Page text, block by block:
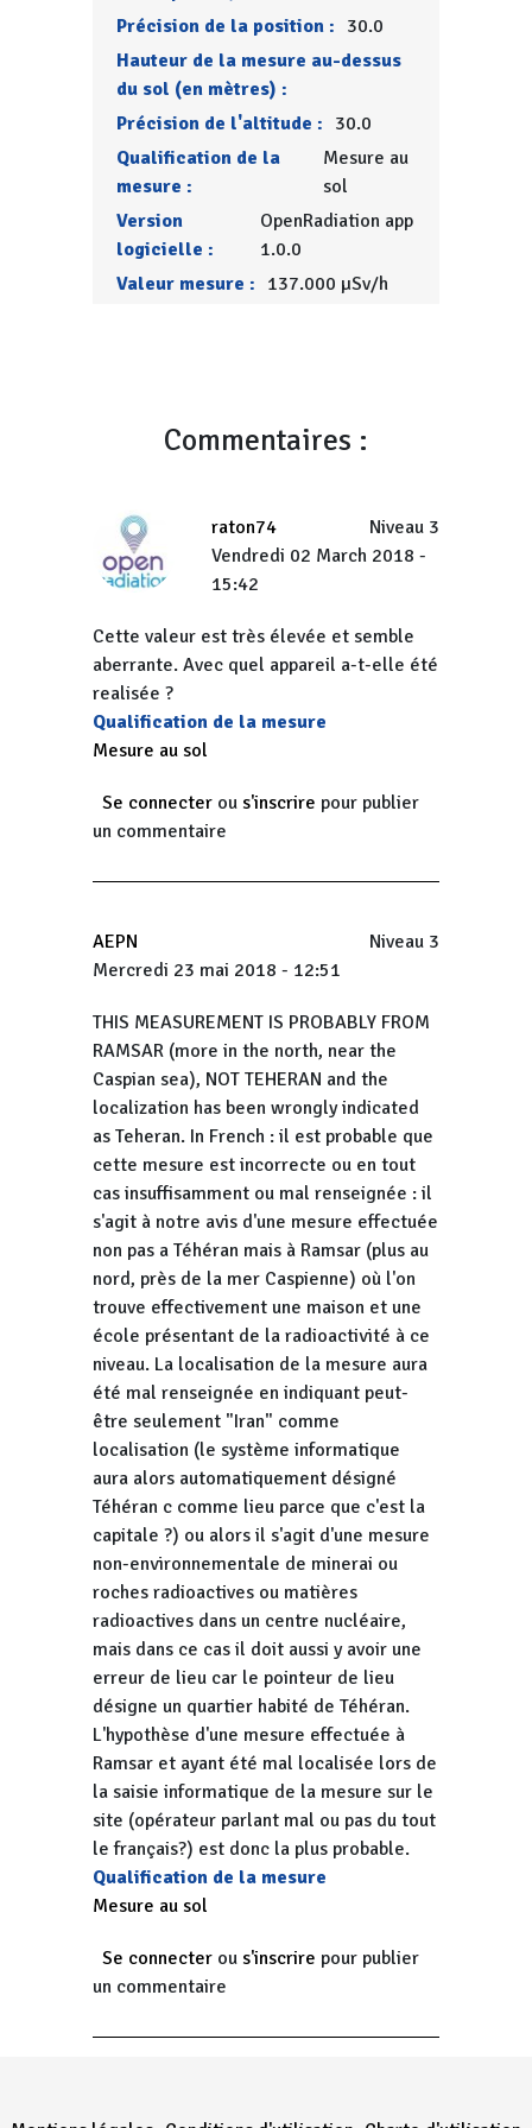
Précision de la position : 30.0
Hauteur de la mesure au-dessus
du sol (en mètres) :
Précision de l'altitude : 30.0
Qualification de la
mesure :
Mesure au
sol
Version
logicielle :
OpenRadiation app
1.0.0
Valeur mesure : 137.000 µSv/h
Commentaires :
raton74
Niveau 3
Vendredi 02 March 2018 -
15:42
Cette valeur est très élevée et semble
aberrante. Avec quel appareil a-t-elle été
realisée ?
Qualification de la mesure
Mesure au sol
Se connecter ou s'inscrire pour publier
un commentaire
AEPN
Niveau 3
Mercredi 23 mai 2018 - 12:51
THIS MEASUREMENT IS PROBABLY FROM
RAMSAR (more in the north, near the
Caspian sea), NOT TEHERAN and the
localization has been wrongly indicated
as Teheran. In French : il est probable que
cette mesure est incorrecte ou en tout
cas insuffisamment ou mal renseignée : il
s'agit à notre avis d'une mesure effectuée
non pas a Téhéran mais à Ramsar (plus au
nord, près de la mer Caspienne) où l'on
trouve effectivement une maison et une
école présentant de la radioactivité à ce
niveau. La localisation de la mesure aura
été mal renseignée en indiquant peut-
être seulement "Iran" comme
localisation (le système informatique
aura alors automatiquement désigné
Téhéran c comme lieu parce que c'est la
capitale ?) ou alors il s'agit d'une mesure
non-environnementale de minerai ou
roches radioactives ou matières
radioactives dans un centre nucléaire,
mais dans ce cas il doit aussi y avoir une
erreur de lieu car le pointeur de lieu
désigne un quartier habité de Téhéran.
L'hypothèse d'une mesure effectuée à
Ramsar et ayant été mal localisée lors de
la saisie informatique de la mesure sur le
site (opérateur parlant mal ou pas du tout
le français?) est donc la plus probable.
Qualification de la mesure
Mesure au sol
Se connecter ou s'inscrire pour publier
un commentaire